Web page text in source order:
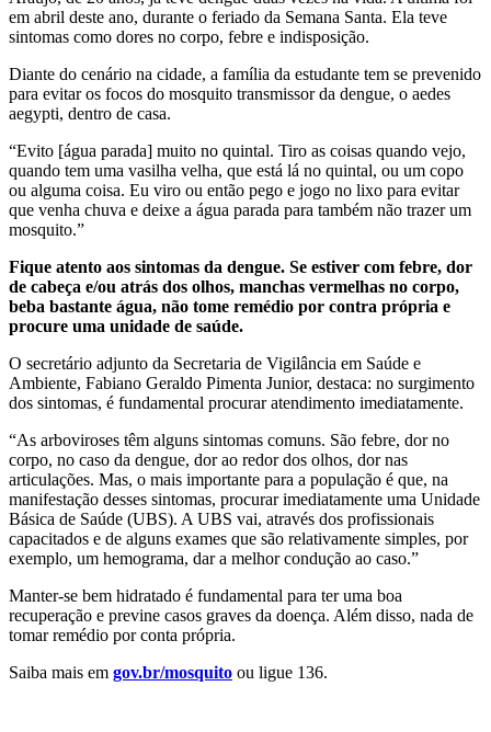
em abril deste ano, durante o feriado da Semana Santa. Ela teve
sintomas como dores no corpo, febre e indisposição.
Diante do cenário na cidade, a família da estudante tem se prevenido
para evitar os focos do mosquito transmissor da dengue, o aedes
aegypti, dentro de casa.
“Evito [água parada] muito no quintal. Tiro as coisas quando vejo,
quando tem uma vasilha velha, que está lá no quintal, ou um copo
ou alguma coisa. Eu viro ou então pego e jogo no lixo para evitar
que venha chuva e deixe a água parada para também não trazer um
mosquito.”
Fique atento aos sintomas da dengue. Se estiver com febre, dor
de cabeça e/ou atrás dos olhos, manchas vermelhas no corpo,
beba bastante água, não tome remédio por contra própria e
procure uma unidade de saúde.
O secretário adjunto da Secretaria de Vigilância em Saúde e
Ambiente, Fabiano Geraldo Pimenta Junior, destaca: no surgimento
dos sintomas, é fundamental procurar atendimento imediatamente.
“As arboviroses têm alguns sintomas comuns. São febre, dor no
corpo, no caso da dengue, dor ao redor dos olhos, dor nas
articulações. Mas, o mais importante para a população é que, na
manifestação desses sintomas, procurar imediatamente uma Unidade
Básica de Saúde (UBS). A UBS vai, através dos profissionais
capacitados e de alguns exames que são relativamente simples, por
exemplo, um hemograma, dar a melhor condução ao caso.”
Manter-se bem hidratado é fundamental para ter uma boa
recuperação e previne casos graves da doença. Além disso, nada de
tomar remédio por conta própria.
Saiba mais em gov.br/mosquito ou ligue 136.